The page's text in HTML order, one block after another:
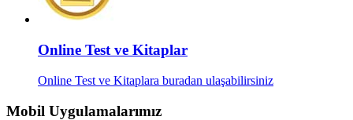
Online Test ve Kitaplar
Online Test ve Kitaplara buradan ulaşabilirsiniz
Mobil Uygulamalarımız